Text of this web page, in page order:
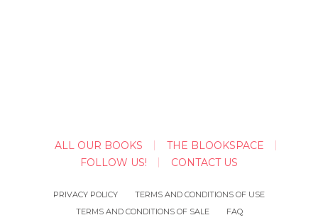
ALL OUR BOOKS
THE BLOOKSPACE
FOLLOW US!
CONTACT US
PRIVACY POLICY
TERMS AND CONDITIONS OF USE
TERMS AND CONDITIONS OF SALE
FAQ